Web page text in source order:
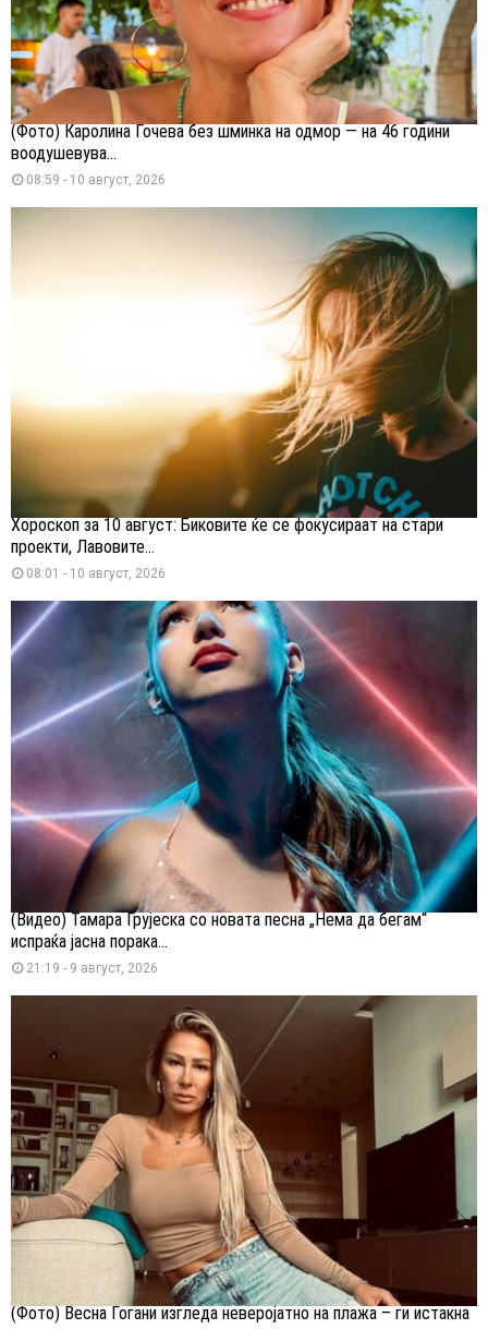
(Фото) Каролина Гочева без шминка на одмор — на 46 години
воодушевува...
08:59 - 10 август, 2026
Хороскоп за 10 август: Биковите ќе се фокусираат на стари
проекти, Лавовите...
08:01 - 10 август, 2026
(Видео) Тамара Грујеска со новата песна „Нема да бегам“
испраќа јасна порака...
21:19 - 9 август, 2026
(Фото) Весна Ѓогани изгледа неверојатно на плажа – ги истакна